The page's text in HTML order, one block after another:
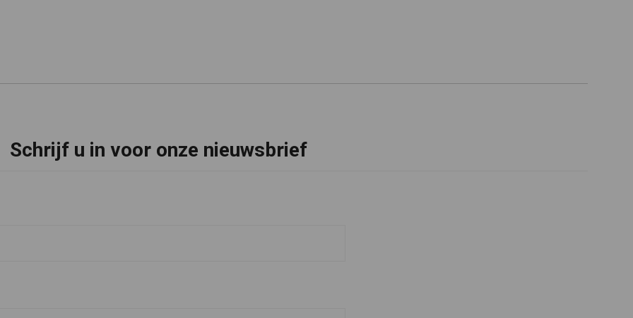
Schrijf u in voor onze nieuwsbrief